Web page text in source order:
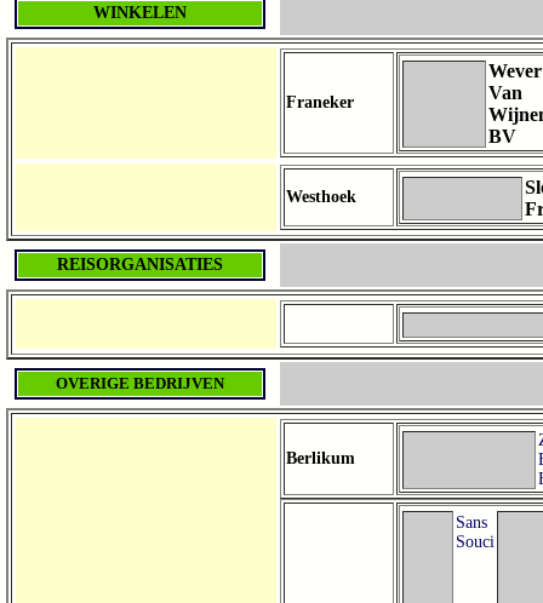
WINKELEN
Franeker
Wever
Van
BV
Westhoek
REISORGANISATIES
OVERIGE BEDRIJVEN
Berlikum
Sans
Souci